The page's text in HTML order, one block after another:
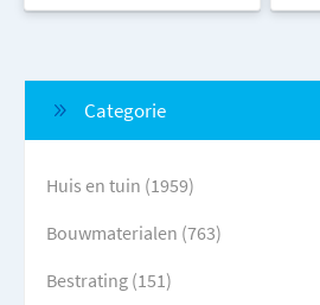
Categorie
Huis en tuin (1959)
Bouwmaterialen (763)
Bestrating (151)